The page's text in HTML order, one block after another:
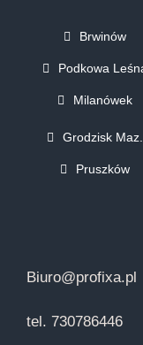
Brwinów
Podkowa
Milanówek
Grodzisk Maz.
Pruszków
Biuro@profixa.pl
tel. 730786446